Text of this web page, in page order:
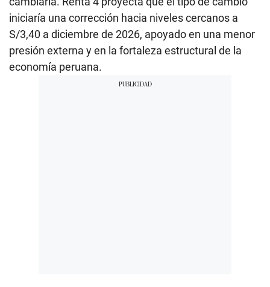
iniciaría una corrección hacia niveles cercanos a
S/3,40 a diciembre de 2026, apoyado en una menor
presión externa y en la fortaleza estructural de la
economía peruana.